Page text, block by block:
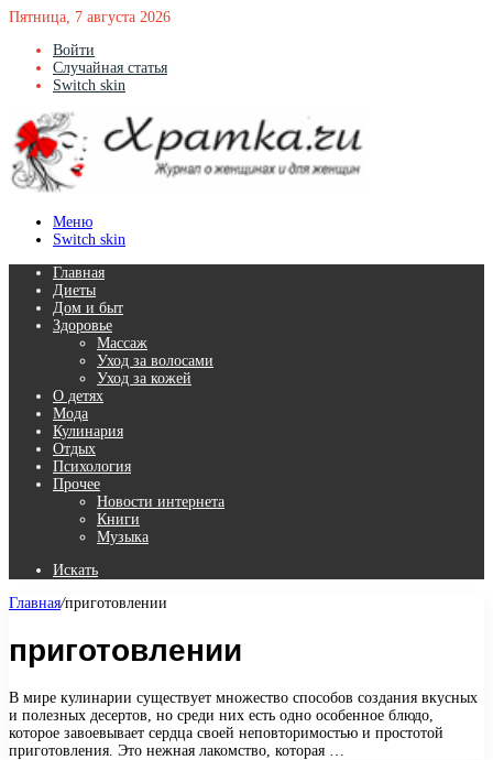
Пятница, 7 августа 2026
Войти
Случайная статья
Switch skin
Меню
Switch skin
Главная
Диеты
Дом и быт
Здоровье
Массаж
Уход за волосами
Уход за кожей
О детях
Мода
Кулинария
Отдых
Психология
Прочее
Новости интернета
Книги
Музыка
Искать
Главная/приготовлении
приготовлении
В мире кулинарии существует множество способов создания вкусных
и полезных десертов, но среди них есть одно особенное блюдо,
которое завоевывает сердца своей неповторимостью и простотой
приготовления. Это нежная лакомство, которая …